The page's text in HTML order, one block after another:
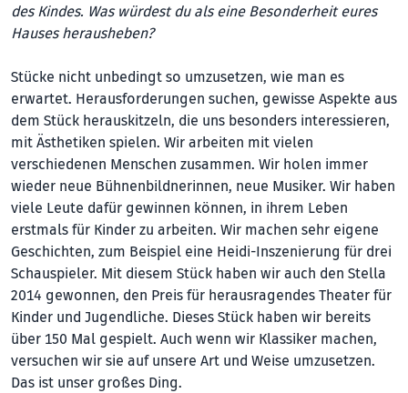
des Kindes. Was würdest du als eine Besonderheit eures
Hauses herausheben?
Stücke nicht unbedingt so umzusetzen, wie man es
erwartet. Herausforderungen suchen, gewisse Aspekte aus
dem Stück herauskitzeln, die uns besonders interessieren,
mit Ästhetiken spielen. Wir arbeiten mit vielen
verschiedenen Menschen zusammen. Wir holen immer
wieder neue Bühnenbildnerinnen, neue Musiker. Wir haben
viele Leute dafür gewinnen können, in ihrem Leben
erstmals für Kinder zu arbeiten. Wir machen sehr eigene
Geschichten, zum Beispiel eine Heidi-Inszenierung für drei
Schauspieler. Mit diesem Stück haben wir auch den Stella
2014 gewonnen, den Preis für herausragendes Theater für
Kinder und Jugendliche. Dieses Stück haben wir bereits
über 150 Mal gespielt. Auch wenn wir Klassiker machen,
versuchen wir sie auf unsere Art und Weise umzusetzen.
Das ist unser großes Ding.